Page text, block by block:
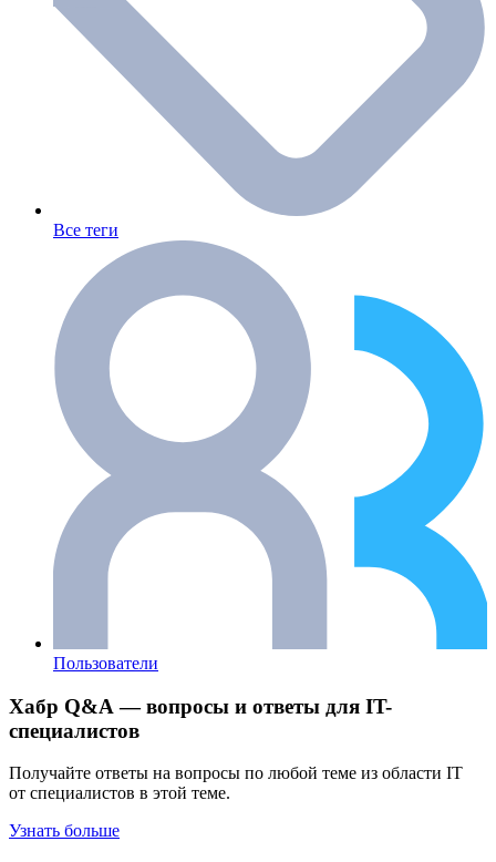
Все теги
Пользователи
Хабр Q&A — вопросы и ответы для IT-
специалистов
Получайте ответы на вопросы по любой теме из области IT
от специалистов в этой теме.
Узнать больше